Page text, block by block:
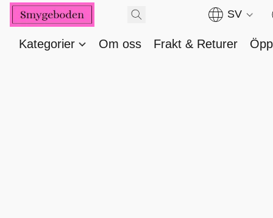
SV
Kategorier Om oss Frakt & Returer